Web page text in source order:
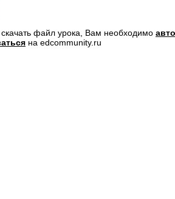
скачать файл урока, Вам необходимо
на edcommunity.ru